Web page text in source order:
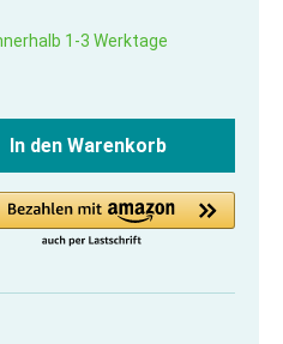
1-3 Werktage
In den Warenkorb